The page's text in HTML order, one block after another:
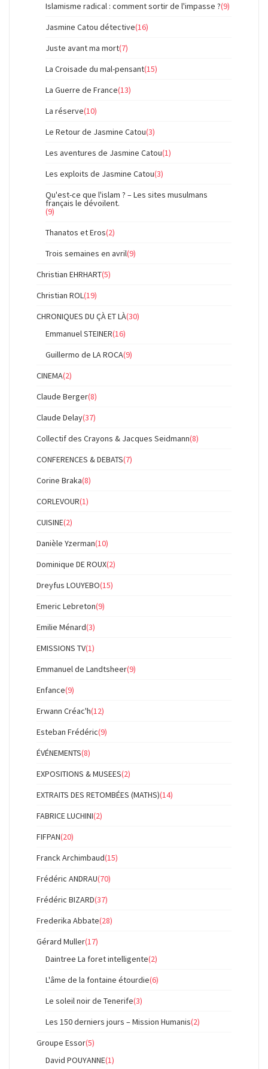
Islamisme radical : comment sortir de l'impasse ?(9)
Jasmine Catou détective(16)
Juste avant ma mort(7)
La Croisade du mal-pensant(15)
La Guerre de France(13)
La réserve(10)
Le Retour de Jasmine Catou(3)
Les aventures de Jasmine Catou(1)
Les exploits de Jasmine Catou(3)
Qu'est-ce que l'islam ? – Les sites musulmans
français le dévoilent.
(9)
Thanatos et Eros(2)
Trois semaines en avril(9)
Christian EHRHART(5)
Christian ROL(19)
CHRONIQUES DU ÇÀ ET LÀ(30)
Emmanuel STEINER(16)
Guillermo de LA ROCA(9)
CINEMA(2)
Claude Berger(8)
Claude Delay(37)
Collectif des Crayons & Jacques Seidmann(8)
CONFERENCES & DEBATS(7)
Corine Braka(8)
CORLEVOUR(1)
CUISINE(2)
Danièle Yzerman(10)
Dominique DE ROUX(2)
Dreyfus LOUYEBO(15)
Emeric Lebreton(9)
Emilie Ménard(3)
EMISSIONS TV(1)
Emmanuel de Landtsheer(9)
Enfance(9)
Erwann Créac'h(12)
Esteban Frédéric(9)
ÉVÉNEMENTS(8)
EXPOSITIONS & MUSEES(2)
EXTRAITS DES RETOMBÉES (MATHS)(14)
FABRICE LUCHINI(2)
FIFPAN(20)
Franck Archimbaud(15)
Frédéric ANDRAU(70)
Frédéric BIZARD(37)
Frederika Abbate(28)
Gérard Muller(17)
Daintree La foret intelligente(2)
L'âme de la fontaine étourdie(6)
Le soleil noir de Tenerife(3)
Les 150 derniers jours – Mission Humanis(2)
Groupe Essor(5)
David POUYANNE(1)